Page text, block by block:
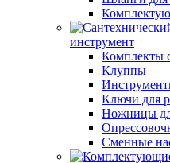
инструмент
Комплекты
Клуппы
Ключи для
Ножницы
Сменные